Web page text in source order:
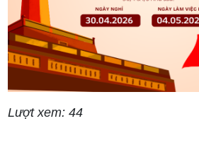
Lượt xem: 44